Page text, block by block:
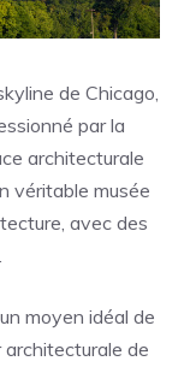
de Chicago,
par la
architecturale
véritable musée
avec des
moyen idéal de
architecturale de